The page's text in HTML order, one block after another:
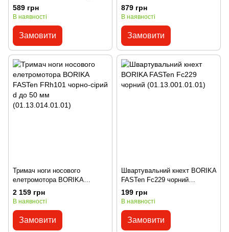
фіксації предметів d від 15 до
50 мм (01.13.008.01.01)
589 грн
В наявності
Замовити
FASTen Rh101 для фіксації
предметів d15-50мм
879 грн
В наявності
Замовити
Тримач ноги носового
елетромотора BORIKA
FASTen FRh101 чорно-сірий d
до 50 мм (01.13.014.01.01)
2 159 грн
В наявності
Замовити
Швартувальний кнехт BORIKA
FASTen Fc229 чорний
(01.13.001.01.01)
199 грн
В наявності
Замовити